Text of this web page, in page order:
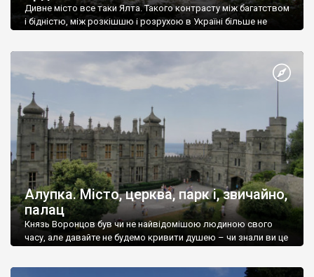
Дивне місто все таки Ялта. Такого контрасту між багатством
і бідністю, між розкішшю і розрухою в Україні більше не
Алупка. Місто, церква, парк і, звичайно,
палац
Князь Воронцов був чи не найвідомішою людиною свого
часу, але давайте не будемо кривити душею – чи знали ви це